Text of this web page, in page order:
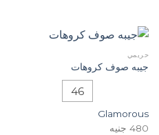
حريمي
جيبه صوف كروهات
46
Glamorous
480 جنيه